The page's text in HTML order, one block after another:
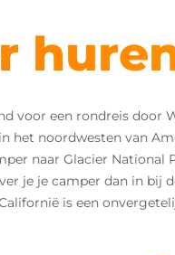
voor een rondreis door
het noordwesten van
naar Glacier National
je je camper dan in bij
is een